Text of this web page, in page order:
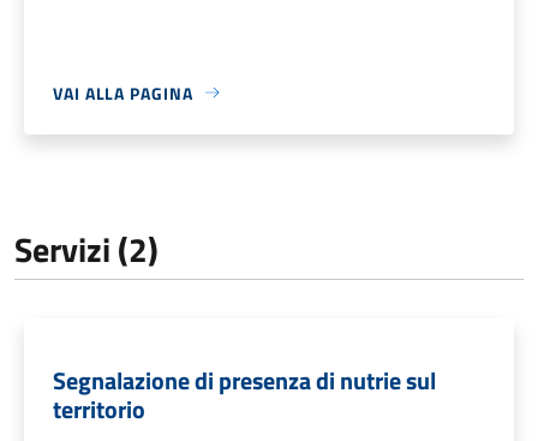
VAI ALLA PAGINA
Servizi (2)
Segnalazione di presenza di nutrie sul
territorio